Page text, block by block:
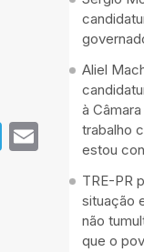
Telegram
Email
Aliel
à
trabalho
estou
TRE-PR
situação
não
que o